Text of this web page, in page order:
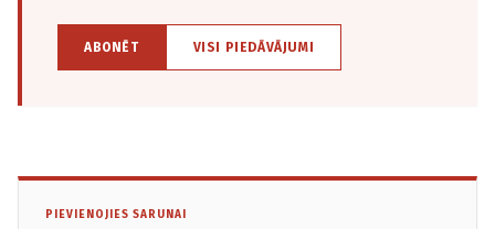
ABONĒT VISI PIEDĀVĀJUMI
PIEVIENOJIES SARUNAI